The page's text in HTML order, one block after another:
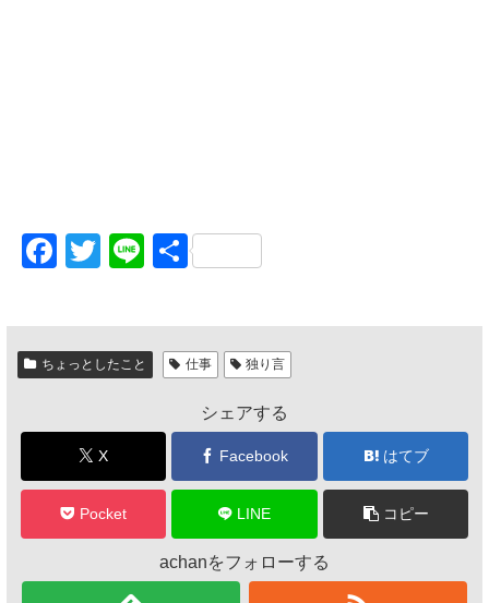
F
c
e
b
o
k
T
tt
er
Li
e
共
ちょっとしたこと 仕事 独り言
シェアする
X Facebook はてブ
Pocket LINE コピー
achanをフォローする